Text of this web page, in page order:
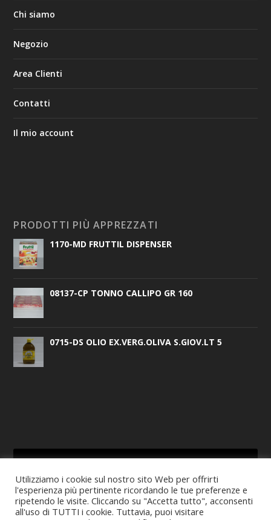
Chi siamo
Negozio
Area Clienti
Contatti
Il mio account
PRODOTTI PIÙ APPREZZATI
1170-MD FRUTTIL DISPENSER
08137-CP TONNO CALLIPO GR 160
0715-DS OLIO EX.VERG.OLIVA S.GIOV.LT 5
CERCA
Utilizziamo i cookie sul nostro sito Web per offrirti
l'esperienza più pertinente ricordando le tue preferenze e
ripetendo le visite. Cliccando su "Accetta tutto", acconsenti
all'uso di TUTTI i cookie. Tuttavia, puoi visitare